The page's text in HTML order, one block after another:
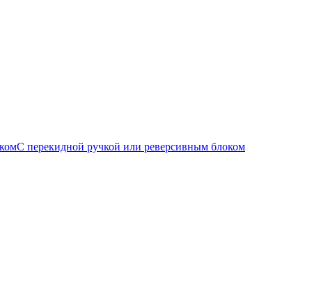
С перекидной ручкой или реверсивным блоком